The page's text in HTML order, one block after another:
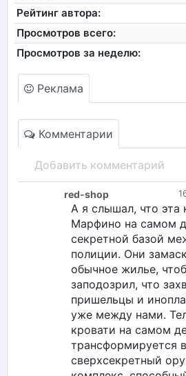
Рейтинг автора:
Просмотров всего:
Просмотров за неделю:
Реклама
Комментарии
Добавить комментарий
red-shop
А я слышал, что эта
Марфино на самом
секретной базой
полиции. Они
обычное жилье,
заподозрил, что
пришельцы и
уже между нами.
кровати на самом
трансформируется в
сверхсекретный